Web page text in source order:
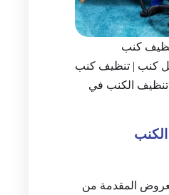
كنب
كنب | تنظيف كنب
تنظيف الكنب في
المقدمة من